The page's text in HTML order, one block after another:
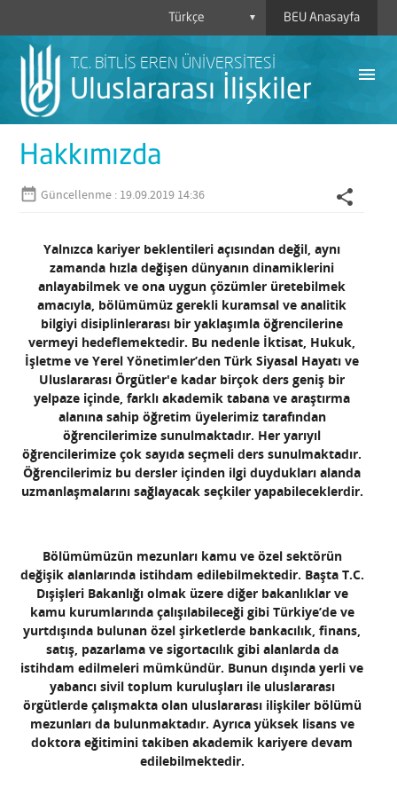
▼ BEU Anasayfa
T.C. BİTLİS EREN ÜNİVERSİTESİ
Uluslararası İlişkiler
menu
Hakkımızda
date_range Güncellenme : 19.09.2019 14:36 share
Yalnızca kariyer beklentileri açısından değil, aynı
zamanda hızla değişen dünyanın dinamiklerini
anlayabilmek ve ona uygun çözümler üretebilmek
amacıyla, bölümümüz gerekli kuramsal ve analitik
bilgiyi disiplinlerarası bir yaklaşımla öğrencilerine
vermeyi hedeflemektedir. Bu nedenle İktisat, Hukuk,
İşletme ve Yerel Yönetimler’den Türk Siyasal Hayatı ve
Uluslararası Örgütler'e kadar birçok ders geniş bir
yelpaze içinde, farklı akademik tabana ve araştırma
alanına sahip öğretim üyelerimiz tarafından
öğrencilerimize sunulmaktadır. Her yarıyıl
öğrencilerimize çok sayıda seçmeli ders sunulmaktadır.
Öğrencilerimiz bu dersler içinden ilgi duydukları alanda
uzmanlaşmalarını sağlayacak seçkiler yapabileceklerdir.
Bölümümüzün mezunları kamu ve özel sektörün
değişik alanlarında istihdam edilebilmektedir. Başta T.C.
Dışişleri Bakanlığı olmak üzere diğer bakanlıklar ve
kamu kurumlarında çalışılabileceği gibi Türkiye’de ve
yurtdışında bulunan özel şirketlerde bankacılık, finans,
satış, pazarlama ve sigortacılık gibi alanlarda da
istihdam edilmeleri mümkündür. Bunun dışında yerli ve
yabancı sivil toplum kuruluşları ile uluslararası
örgütlerde çalışmakta olan uluslararası ilişkiler bölümü
mezunları da bulunmaktadır. Ayrıca yüksek lisans ve
doktora eğitimini takiben akademik kariyere devam
edilebilmektedir.